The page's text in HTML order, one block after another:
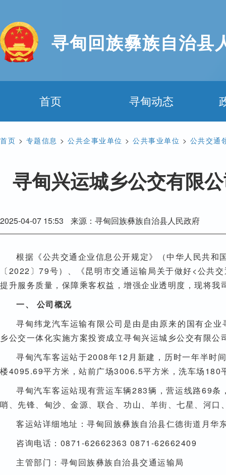
寻甸回族彝族自治县
首页 寻甸动态
首页 > 专题信息 > 公共企事业单位 > 公共事业单位 > 公共交通
寻甸兴运城乡公交有限
2025-04-07 15:53 来源：寻甸回族彝族自治县人民政府
根据《公共交通企业信息公开规定》（中华人民共
〔2022〕79号）、《昆明市交通运输局关于做好<公共
提升服务质量，保障乘客权益，增强企业透明度，现将我
一、 公司概况
寻甸纬龙汽车运输有限公司是由是由原来的国有企
乡公交一体化实施方案投资成立寻甸兴运城乡公交有限
寻甸汽车客运站于2008年12月新建，历时一年半时
楼4095.69平方米，站前广场3006.5平方米，洗车场
寻甸汽车客运站现有营运车辆283辆，营运线路69
哨、先锋、甸沙、金源、联合、功山、羊街、七星、河
客运站详细地址：寻甸回族彝族自治县仁德街道月华
咨询电话：0871-62662363 0871-62662409
主管部门：寻甸回族彝族自治县交通运输局